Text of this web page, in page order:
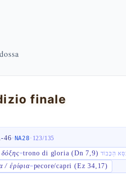
finale
46· NA28· 123/135
=trono di gloria (Dn 7,9)
/ ἐρίφια=pecore/capri (Ez 34,17)